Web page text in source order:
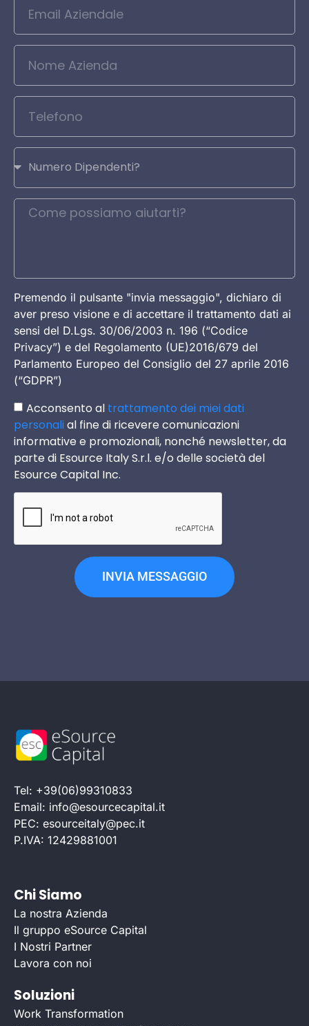
Premendo il pulsante "invia messaggio", dichiaro di
aver preso visione e di accettare il trattamento dati ai
sensi del D.Lgs. 30/06/2003 n. 196 (“Codice
Privacy”) e del Regolamento (UE)2016/679 del
Parlamento Europeo del Consiglio del 27 aprile 2016
(“GDPR”)
Acconsento al trattamento dei miei dati
personalial fine di ricevere comunicazioni
informative e promozionali, nonché newsletter, da
parte di Esource Italy S.r.l. e/o delle società del
Esource Capital Inc.
INVIA MESSAGGIO
Tel: +39(06)99310833
Email: info@esourcecapital.it
PEC: esourceitaly@pec.it
P.IVA: 12429881001
Chi Siamo
La nostra Azienda
Il gruppo eSource Capital
I Nostri Partner
Lavora con noi
Soluzioni
Work Transformation